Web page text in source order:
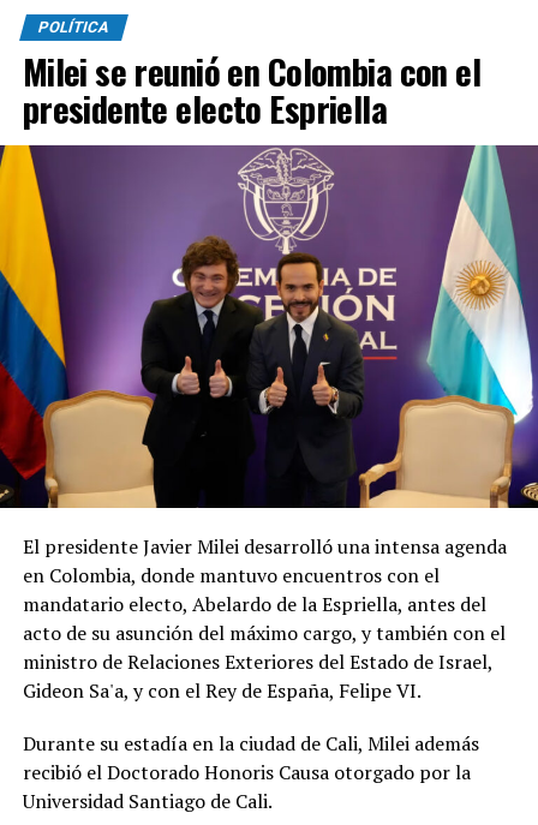
POLÍTICA
Milei se reunió en Colombia con el
presidente electo Espriella
El presidente Javier Milei desarrolló una intensa agenda
en Colombia, donde mantuvo encuentros con el
mandatario electo, Abelardo de la Espriella, antes del
acto de su asunción del máximo cargo, y también con el
ministro de Relaciones Exteriores del Estado de Israel,
Gideon Sa'a, y con el Rey de España, Felipe VI.
Durante su estadía en la ciudad de Cali, Milei además
recibió el Doctorado Honoris Causa otorgado por la
Universidad Santiago de Cali.